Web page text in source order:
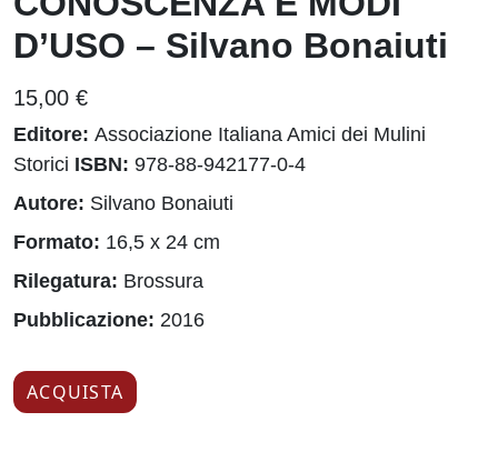
D’USO – Silvano Bonaiuti
15,00 €
Editore: Associazione Italiana Amici dei Mulini
Storici ISBN: 978-88-942177-0-4
Autore: Silvano Bonaiuti
Formato: 16,5 x 24 cm
Rilegatura: Brossura
Pubblicazione: 2016
ACQUISTA